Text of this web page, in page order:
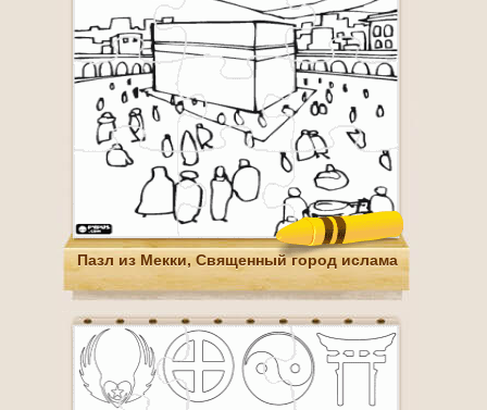
Пазл из Мекки, Священный город ислама